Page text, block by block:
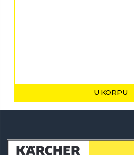
U KORPU